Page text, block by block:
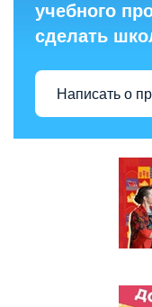
учебного
сделать
Написать о